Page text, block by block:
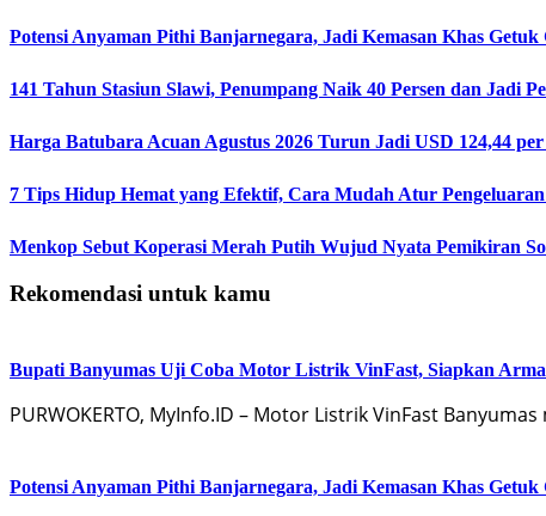
Potensi Anyaman Pithi Banjarnegara, Jadi Kemasan Khas Getuk
141 Tahun Stasiun Slawi, Penumpang Naik 40 Persen dan Jadi
Harga Batubara Acuan Agustus 2026 Turun Jadi USD 124,44
7 Tips Hidup Hemat yang Efektif, Cara Mudah Atur
Menkop Sebut Koperasi Merah Putih Wujud Nyata Pemikiran
Rekomendasi untuk kamu
Bupati Banyumas Uji Coba Motor Listrik VinFast, Siapkan
PURWOKERTO, MyInfo.ID – Motor Listrik VinFast
Potensi Anyaman Pithi Banjarnegara, Jadi Kemasan Khas Getuk